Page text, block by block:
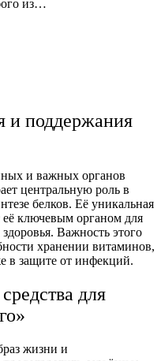
из…
и поддержания
и важных органов
центральную роль в
белков. Её уникальная
её ключевым органом для
Важность этого
хранении витаминов,
в защите от инфекций.
для
жизни и